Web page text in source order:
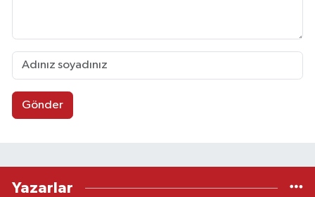
Gönder
Yazarlar